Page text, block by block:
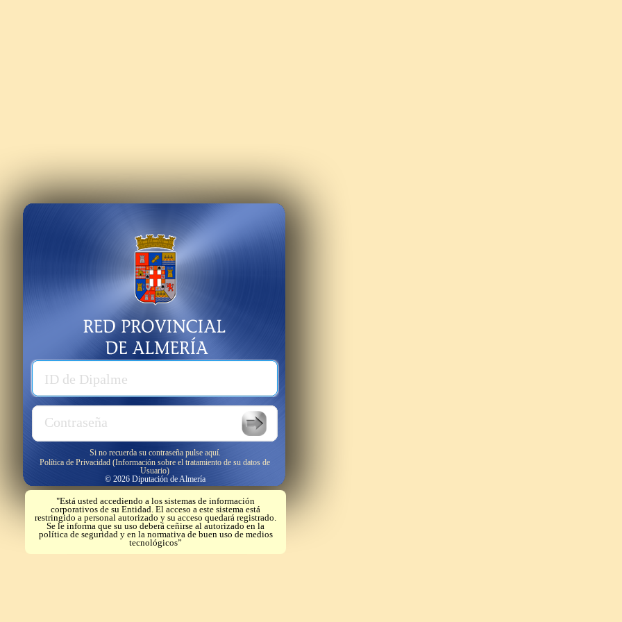
ID de Dipalme
Contraseña
Usuario
Password
Si no recuerda su contraseña pulse aquí.
Política de Privacidad (Información sobre el tratamiento de su datos de
Usuario)
© 2026 Diputación de Almería
"Está usted accediendo a los sistemas de información
corporativos de su Entidad. El acceso a este sistema está
restringido a personal autorizado y su acceso quedará registrado.
Se le informa que su uso deberá ceñirse al autorizado en la
política de seguridad y en la normativa de buen uso de medios
tecnológicos”